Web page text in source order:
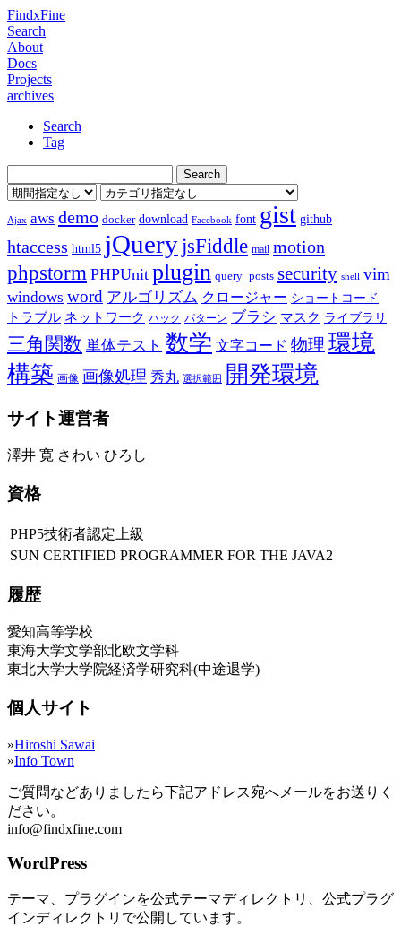
FindxFine
Search
About
Docs
Projects
archives
Search
Tag
Ajax aws demo docker download Facebook font gist github
htaccess html5 jQuery jsFiddle mail motion
phpstorm PHPUnit plugin query_posts security shell vim
windows word アルゴリズム クロージャー ショートコード
トラブル ネットワーク ハック パターン ブラシ マスク ライブラリ
三角関数 単体テスト 数学 文字コード 物理 環境
構築 画像 画像処理 秀丸 選択範囲 開発環境
サイト運営者
澤井 寛 さわい ひろし
資格
PHP5技術者認定上級
SUN CERTIFIED PROGRAMMER FOR THE JAVA2
履歴
愛知高等学校
東海大学文学部北欧文学科
東北大学大学院経済学研究科(中途退学)
個人サイト
»Hiroshi Sawai
»Info Town
ご質問などありましたら下記アドレス宛へメールをお送りく
ださい。
info@findxfine.com
WordPress
テーマ、プラグインを公式テーマディレクトリ、公式プラグ
インディレクトリで公開しています。